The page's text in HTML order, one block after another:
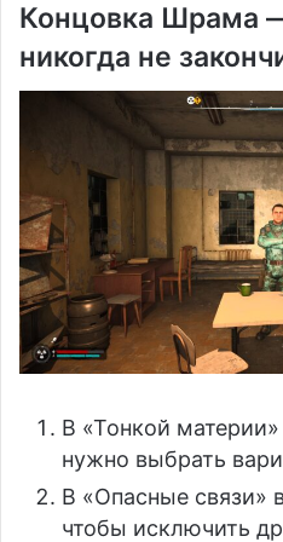
Концовка Шрама
никогда не
В «Тонкой
нужно выбрать
В «Опасные связи»
чтобы исключить